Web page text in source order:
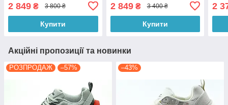
2 849 ₴ 3 800 ₴
Купити
2 849₴ 3 400 ₴
Купити
2
Акційні пропозиції та новинки
РОЗПРОДАЖ –57% –43%